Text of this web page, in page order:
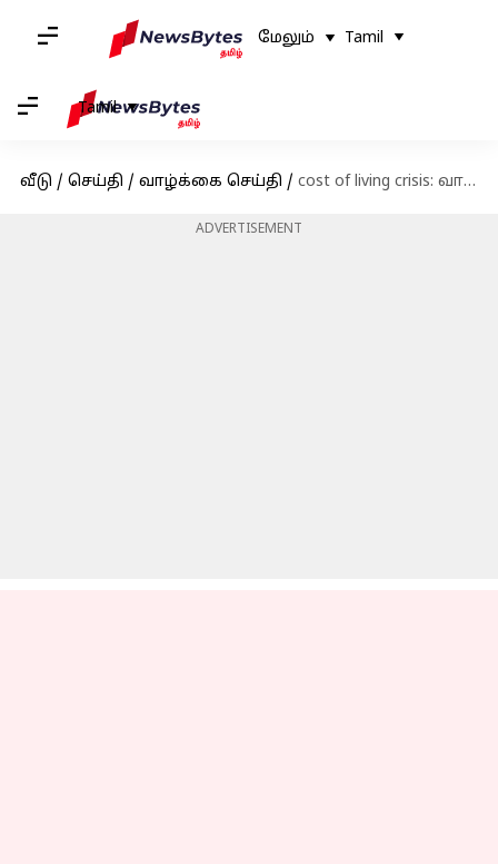
மேலும் Tamil
Tamil
வீடு / செய்தி / வாழ்க்கை செய்தி / cost of living crisis: வாழ்க்கைச் செலவு நெருக்கடி குறித்த கவலையா? இந்த டிப்ஸ்கள் உங்களுக்கு உதவும்
ADVERTISEMENT